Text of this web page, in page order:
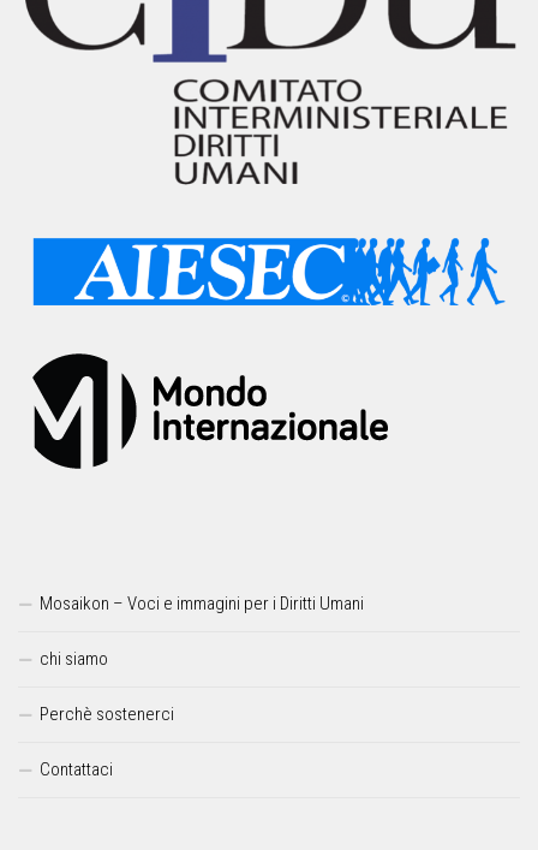
Mosaikon – Voci e immagini per i Diritti Umani
chi siamo
Perchè sostenerci
Contattaci